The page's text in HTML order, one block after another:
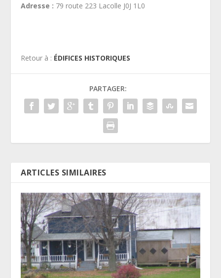
Adresse : 79 route 223 Lacolle J0J 1L0
Retour à : ÉDIFICES HISTORIQUES
PARTAGER:
ARTICLES SIMILAIRES